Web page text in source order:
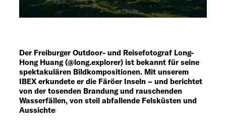
Der Freiburger Outdoor- und Reisefotograf Long-
Hong Huang (@long.explorer) ist bekannt für seine
spektakulären Bildkompositionen. Mit unserem
IBEX erkundete er die Färöer Inseln – und berichtet
von der tosenden Brandung und rauschenden
Wasserfällen, von steil abfallende Felsküsten und
Aussichten, die schwindlig machen.